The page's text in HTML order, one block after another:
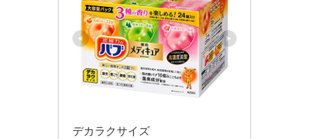
デカラクサイズ